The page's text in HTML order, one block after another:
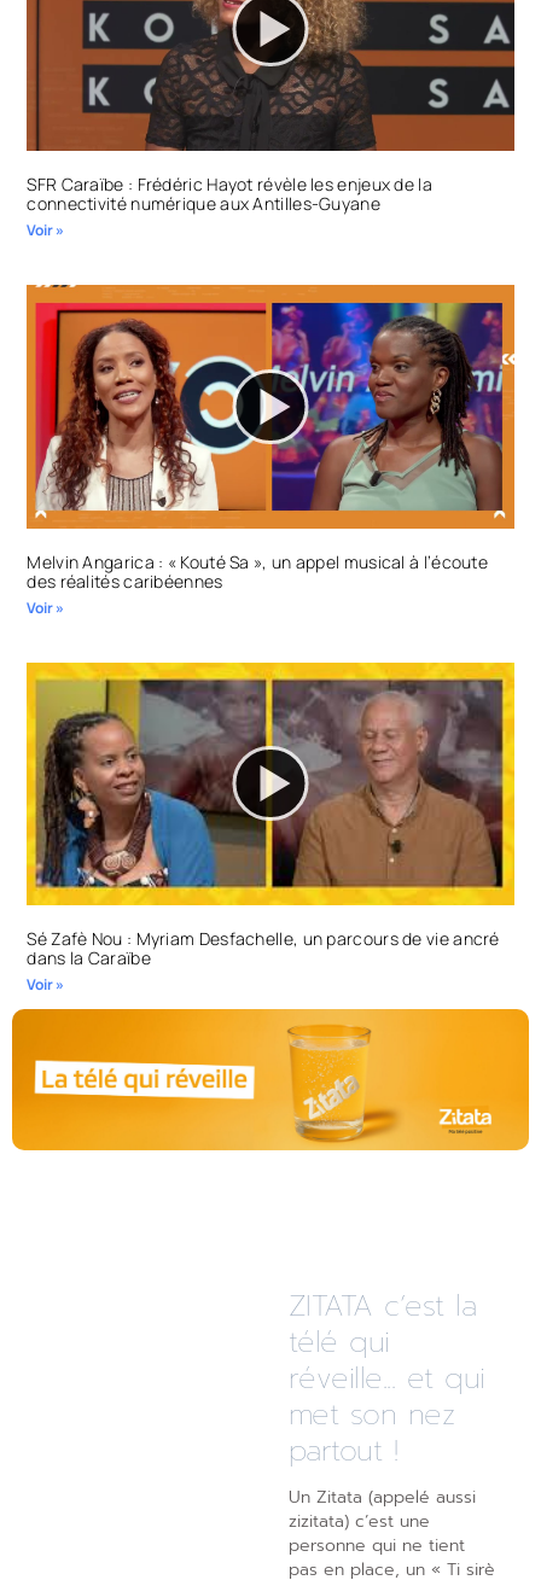
SFR Caraïbe : Frédéric Hayot révèle les enjeux de la
connectivité numérique aux Antilles-Guyane
Voir »
Melvin Angarica : « Kouté Sa », un appel musical à l’écoute
des réalités caribéennes
Voir »
Sé Zafè Nou : Myriam Desfachelle, un parcours de vie ancré
dans la Caraïbe
Voir »
ZITATA c’est la
télé qui
réveille... et qui
met son nez
partout !
Un Zitata (appelé aussi
zizitata) c’est une
personne qui ne tient
pas en place, un « Ti sirè